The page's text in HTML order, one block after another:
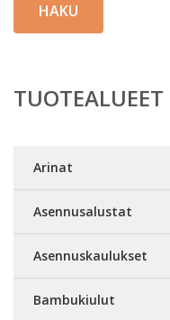
HAKU
TUOTEALUEET
Arinat
Asennusalustat
Asennuskaulukset
Bambukiulut